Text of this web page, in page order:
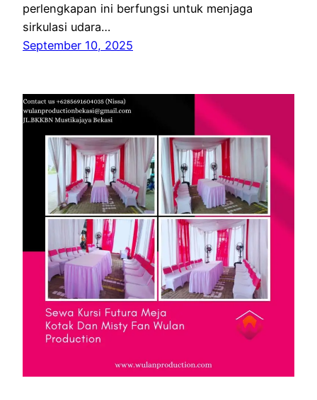
perlengkapan ini berfungsi untuk menjaga
sirkulasi udara…
September 10, 2025